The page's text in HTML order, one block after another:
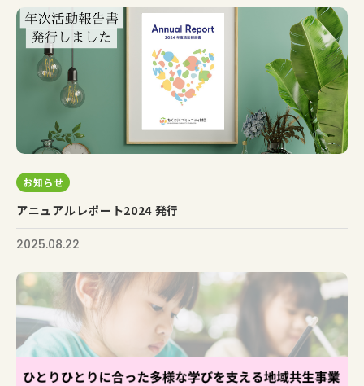
お知らせ
アニュアルレポート2024 発行
2025.08.22